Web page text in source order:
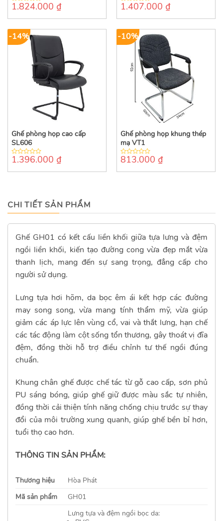
0
of
1.824.000 ₫
0
of
1.407.000 ₫
-14%
Ghế phòng họp cao cấp
SL606
0
of
1.396.000 ₫
-10%
Ghế phòng họp khung thép
mạ VT1
0
of
813.000 ₫
CHI TIẾT SẢN PHẨM
Ghế GH01 có kết cấu liền khối giữa tựa lưng và đệm
ngồi liền khối, kiến tạo đường cong vừa đẹp mắt vừa
thanh lịch, mang đến sự sang trọng, đẳng cấp cho
người sử dụng.
Lưng tựa hơi hõm, da bọc êm ái kết hợp các đường
may song song, vừa mang tính thẩm mỹ, vừa giúp
giảm các áp lực lên vùng cổ, vai và thắt lưng, hạn chế
các tác động làm cột sống tổn thương, gây thoát vị đĩa
đệm, đồng thời hỗ trợ điều chỉnh tư thế ngồi đúng
chuẩn.
Khung chân ghế được chế tác từ gỗ cao cấp, sơn phủ
PU sáng bóng, giúp ghế giữ được màu sắc tự nhiên,
đồng thời cải thiện tính năng chống chịu trước sự thay
đổi của môi trường xung quanh, giúp ghế bền bỉ hơn,
tuổi thọ cao hơn.
THÔNG TIN SẢN PHẨM:
Thương hiệu
Hòa Phát
Mã sản phẩm
GH01
Lưng tựa và đệm ngồi bọc da: